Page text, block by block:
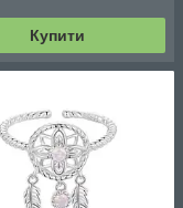
Купити